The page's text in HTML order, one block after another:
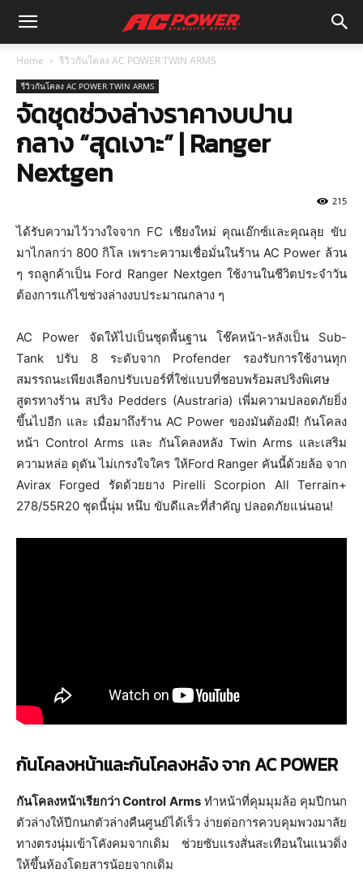
Home รีวิวกันโคลง AC POWER TWIN ARMS
รีวิวกันโคลง AC POWER TWIN ARMS
จัดชุดช่วงล่างราคางบปาน
กลาง “สุดเงาะ” | Ranger
Nextgen
215
ได้รับความไว้วางใจจาก FC เชียงใหม่ คุณเอ๊กซ์และคุณลุย ขับ
มาไกลกว่า 800 กิโล เพราะความเชื่อมั่นในร้าน AC Power ล้วน
ๆ รถลูกค้าเป็น Ford Ranger Nextgen ใช้งานในชีวิตประจำวัน
ต้องการแก้ไขช่วงล่างงบประมาณกลาง ๆ
AC Power จัดให้ไปเป็นชุดพื้นฐาน โช๊คหน้า-หลังเป็น Sub-
Tank ปรับ 8 ระดับจาก Profender รองรับการใช้งานทุก
สมรรถนะเพียงเลือกปรับเบอร์ที่ใช่แบบที่ชอบพร้อมสปริงพิเศษ
สูตรทางร้าน สปริง Pedders (Austraria) เพี่มความปลอดภัยยิ่ง
ขึ้นไปอีก และ เมื่อมาถึงร้าน AC Power ของมันต้องมี! กันโคลง
หน้า Control Arms และ กันโคลงหลัง Twin Arms และเสริม
ความหล่อ ดุดัน ไม่เกรงใจใคร ให้Ford Ranger คันนี้ด้วยล้อ จาก
Avirax Forged รัดด้วยยาง Pirelli Scorpion All Terrain+
278/55R20 ชุดนี้นุ่ม หนึบ ขับดีและที่สำคัญ ปลอดภัยแน่นอน!
กันโคลงหน้าและกันโคลงหลัง จาก AC POWER
กันโคลงหน้าเรียกว่า Control Armsทำหน้าที่คุมมุมล้อ คุมปีกนก
ตัวล่างให้ปีกนกตัวล่างคืนศูนย์ได้เร็ว ง่ายต่อการควบคุมพวงมาลัย
ทางตรงนุ่มเข้าโคังคมจากเดิม ช่วยซับแรงสั่นสะเทือนในแนวดิ่ง
ให้ขึ้นห้องโดยสารน้อยจากเดิม